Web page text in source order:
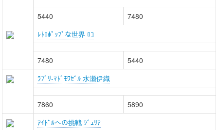
5440
7480
ﾚﾄﾛﾎﾟｯﾌﾟな世界 ﾛｺ
7480
5440
ﾗﾌﾞﾘ-ﾏﾄﾞﾓﾜｾﾞﾙ 水瀬伊織
7860
5890
ｱｲﾄﾞﾙへの挑戦 ｼﾞｭﾘｱ